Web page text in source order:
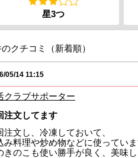
星3つ
クチコミ（新着順）
05/14 11:15
クラブサポーター
注文してます
注文し、冷凍しておいて、
み料理や炒め物などに使っていま
きのこも使い勝手が良く、美味し